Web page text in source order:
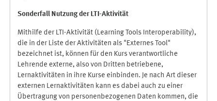
Sonderfall Nutzung der LTI-Aktivität
Mithilfe der LTI-Aktivität (Learning Tools Interoperability),
die in der Liste der Aktivitäten als "Externes Tool"
bezeichnet ist, können für den Kurs verantwortliche
Lehrende externe, also von Dritten betriebene,
Lernaktivitäten in ihre Kurse einbinden. Je nach Art dieser
externen Lernaktivitäten kann es dabei auch zu einer
Übertragung von personenbezogenen Daten kommen, die